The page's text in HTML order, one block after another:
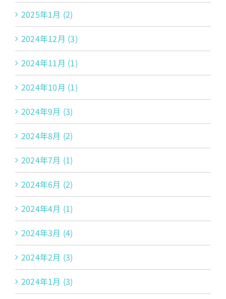
2025年1月 (2)
2024年12月 (3)
2024年11月 (1)
2024年10月 (1)
2024年9月 (3)
2024年8月 (2)
2024年7月 (1)
2024年6月 (2)
2024年4月 (1)
2024年3月 (4)
2024年2月 (3)
2024年1月 (3)